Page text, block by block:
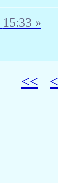
15:33 »
<< <